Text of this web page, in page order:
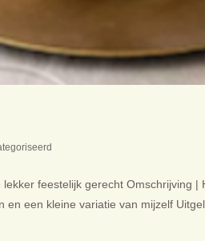
feestelijk gerecht Omschrijving
en een kleine variatie van mijzelf